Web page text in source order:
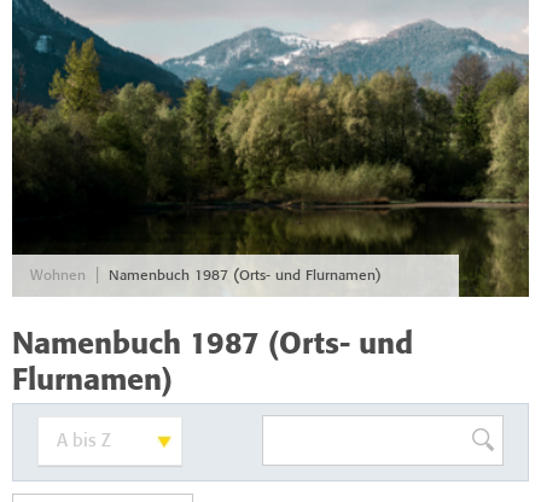
Wohnen Namenbuch 1987 (Orts- und Flurnamen)
Namenbuch 1987 (Orts- und
Flurnamen)